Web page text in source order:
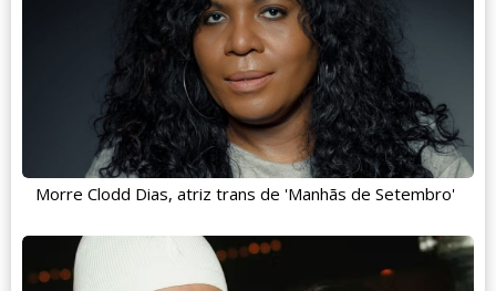
Morre Clodd Dias, atriz trans de 'Manhãs de Setembro'